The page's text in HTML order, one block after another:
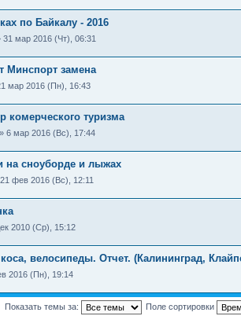
по Байкалу - 2016
31 мар 2016 (Чт), 06:31
Минспорт замена
мар 2016 (Пн), 16:43
комерческого туризма
» 6 мар 2016 (Вс), 17:44
на сноуборде и лыжах
фев 2016 (Вс), 12:11
2010 (Ср), 15:12
велосипеды. Отчет. (Калининград,
2016 (Пн), 19:14
Показать темы за: Поле сортировки